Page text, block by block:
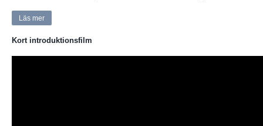
Läs mer
Kort introduktionsfilm